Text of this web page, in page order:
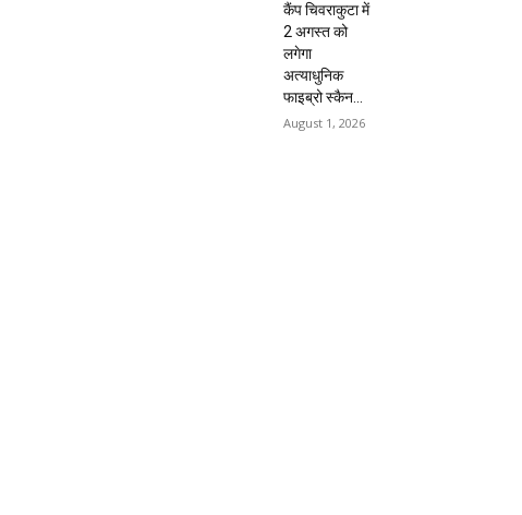
कैंप चिवराकुटा में
2 अगस्त को
लगेगा
अत्याधुनिक
फाइब्रो स्कैन...
August 1, 2026